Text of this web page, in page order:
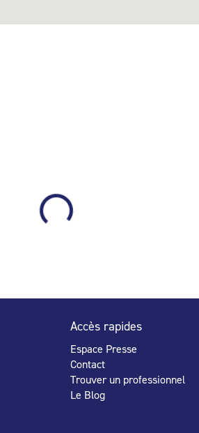
Accès rapides
Espace Presse
Contact
Trouver un professionnel
Le Blog